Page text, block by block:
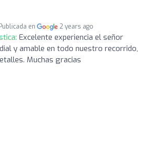
Publicada en 2 years ago
Excelente experiencia el señor
y amable en todo nuestro recorrido,
Muchas gracias